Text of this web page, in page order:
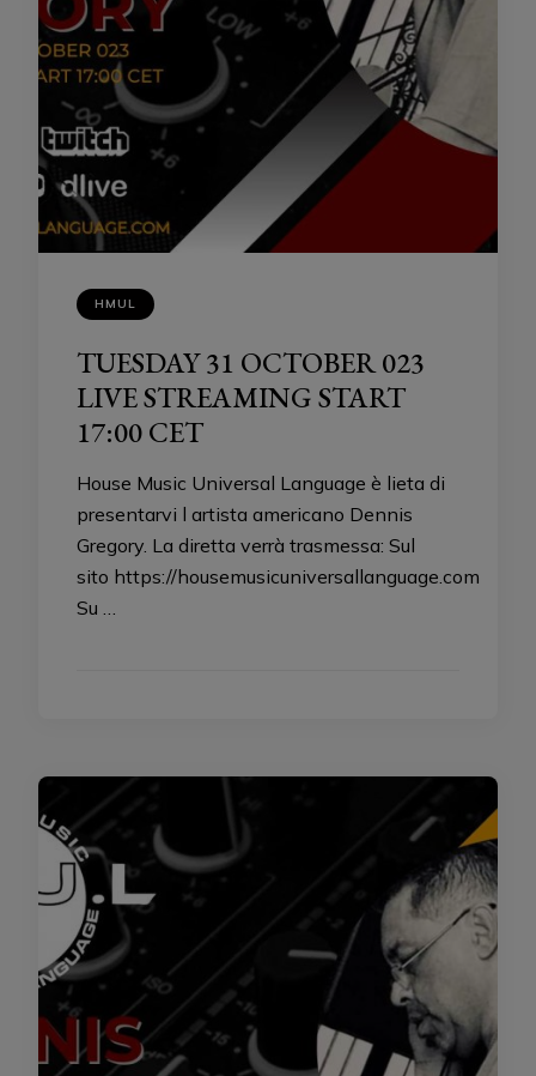
HMUL
TUESDAY 31 OCTOBER 023
LIVE STREAMING START
17:00 CET
House Music Universal Language è lieta di
presentarvi l artista americano Dennis
Gregory. La diretta verrà trasmessa: Sul
sito https://housemusicuniversallanguage.com
Su …